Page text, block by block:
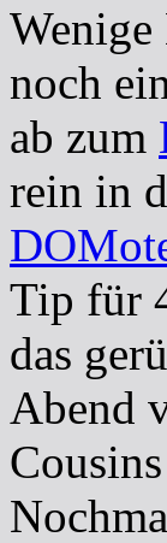
Wenige
noch
ab zum
rein in
Tip für
das
Abend